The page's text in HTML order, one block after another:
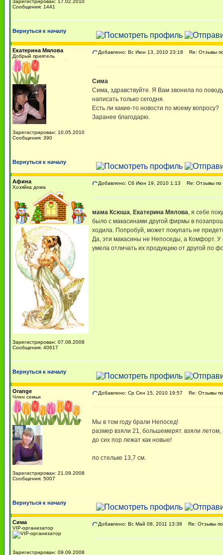
Зарегистрирован: 17.02.2010
Сообщения: 1441
Вернуться к началу
Екатерина Мялова
Добрый приятель
Зарегистрирован: 10.05.2010
Сообщения: 390
Добавлено: Вс Июн 13, 2010 23:18 Re: Отзывы
Сима
Сима, здравствуйте. Я Вам звонила по
написать только сегодня.
Есть ли какие-то новости по моему вопросу?
Заранее благодарю.
Вернуться к началу
Афина
Хозяйка дома
Зарегистрирован: 07.08.2008
Сообщения: 40617
Добавлено: Сб Июн 19, 2010 1:13 Re: Отзывы
мама Ксюша, Екатерина Мялова, я себе
было с макасинами другой фирмы в
ходила. Попробуй, может покупать не
Да, эти макасины не Непоседы, а Комфорт. У
умела отличать их продукцию от другой по
Вернуться к началу
Orange
Член семьи
Зарегистрирован: 21.09.2008
Сообщения: 5007
Добавлено: Ср Сен 15, 2010 19:57 Re: Отзывы
Мы в том году брали Непосед!
размер взяли 21, большемерят. взяли летом,
до сих пор лежат как новые!
по стельке 13,7 см.
Вернуться к началу
Сима
VIP-организатор
Зарегистрирован: 09.09.2008
Добавлено: Вс Май 08, 2011 13:38 Re: Отзывы